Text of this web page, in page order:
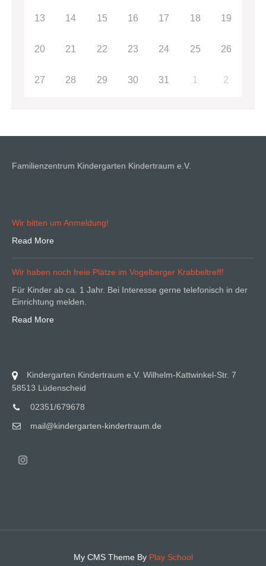
13 14 15 16 17 18 19
20 21 22 23 24 25 26
27 28 29 30 31 1 2
Familienzentrum Kindergarten Kindertraum e.V.
Wir bitten um Anmeldung!
Read More
Wir haben noch freie Plätze im Vogelberger Krabbeltreff!
Für Kinder ab ca. 1 Jahr. Bei Interesse gerne telefonisch in der
Einrichtung melden.
Read More
Kindergarten Kindertraum e.V. Wilhelm-Kattwinkel-Str. 7
58513 Lüdenscheid
02351/679678
mail@kindergarten-kindertraum.de
My CMS Theme By Play School